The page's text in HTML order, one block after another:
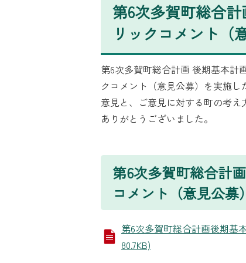
第6次多賀町総合
リックコメント（
第6次多賀町総合計画 後期基本計
クコメント（意見公募）を実施
意見と、ご意見に対する町の考え
ありがとうございました。
第6次多賀町総合計
コメント（意見公募
第6次多賀町総合計画後期基
80.7KB)